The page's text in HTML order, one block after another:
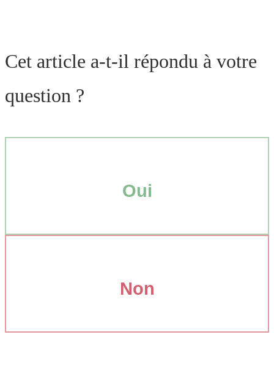
Cet article a-t-il répondu à votre
question ?
Oui
Non